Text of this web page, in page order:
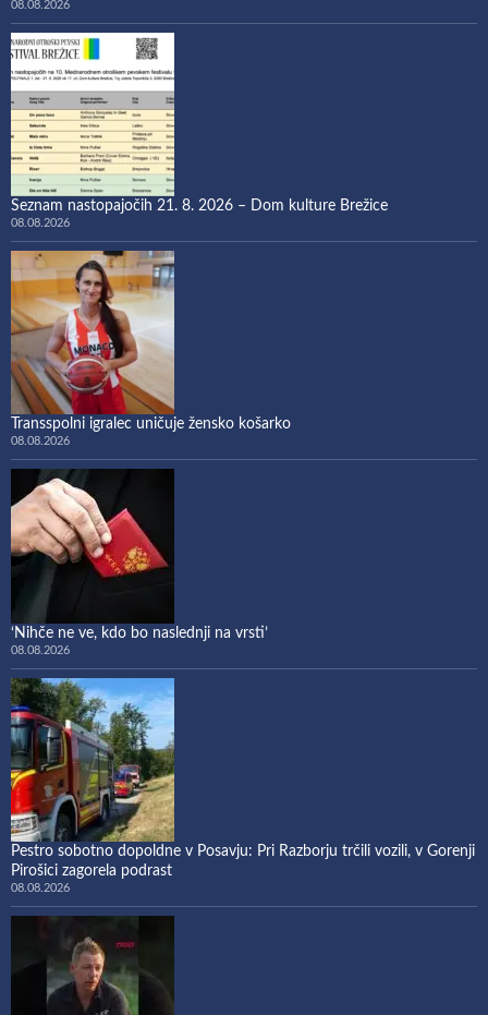
08.08.2026
Seznam nastopajočih 21. 8. 2026 – Dom kulture Brežice
08.08.2026
Transspolni igralec uničuje žensko košarko
08.08.2026
‘Nihče ne ve, kdo bo naslednji na vrsti’
08.08.2026
Pestro sobotno dopoldne v Posavju: Pri Razborju trčili vozili, v Gorenji
Pirošici zagorela podrast
08.08.2026